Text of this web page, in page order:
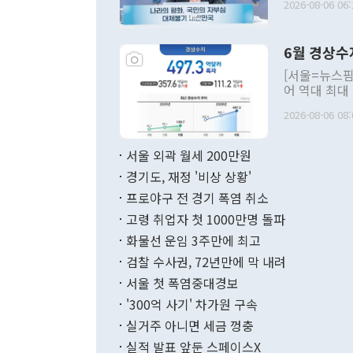
발언 중에는
주의적 희망
관의 대북
관 부처 장
관의 무리한
다. [정동영 통일부 장관이 지난달 23일 오후 서울 종로구 정부서울청사에
무너졌다고
함께 4자 대
2026-08-06
6월 경상
[서울=뉴스
어 역대 최
료=한국은행] 한국은행이 6일 발표한 '2026년 6월 국제수지(잠정)'
며 월간 기
196.9% 급
수출은
2026-08-06
서울 외곽 월세 200만원
경기도, 재정 '비상 상황'
프로야구 전 경기 폭염 취소
고령 취업자 첫 1000만명 돌파
화물선 운임 3주만에 최고
검찰 수사권, 72년만에 막 내려
서울 첫 폭염중대경보
'300억 사기' 차가원 구속
실거주 아니면 세금 껑충
실적 발표 앞둔 스페이스X